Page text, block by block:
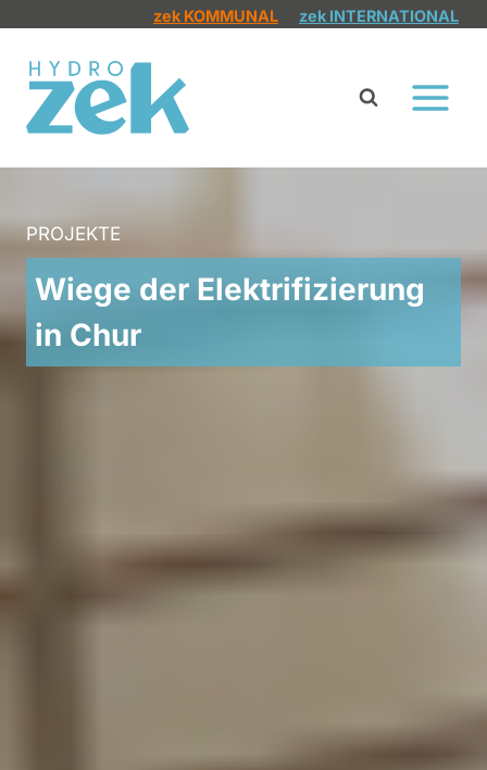
springen
zek KOMMUNAL zek INTERNATIONAL
PROJEKTE
Wiege der Elektrifizierung
in Chur